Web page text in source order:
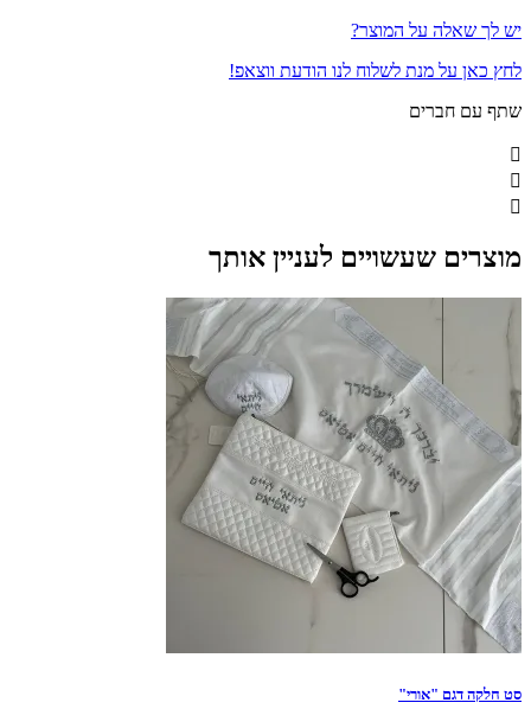
יש לך שאלה על המוצר?
לחץ כאן על מנת לשלוח לנו הודעת ווצאפ!
שתף עם חברים
מוצרים שעשויים לעניין אותך
סט חלקה דגם "אורי"